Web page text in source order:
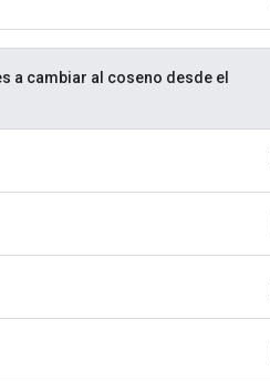
a cambiar al coseno desde el